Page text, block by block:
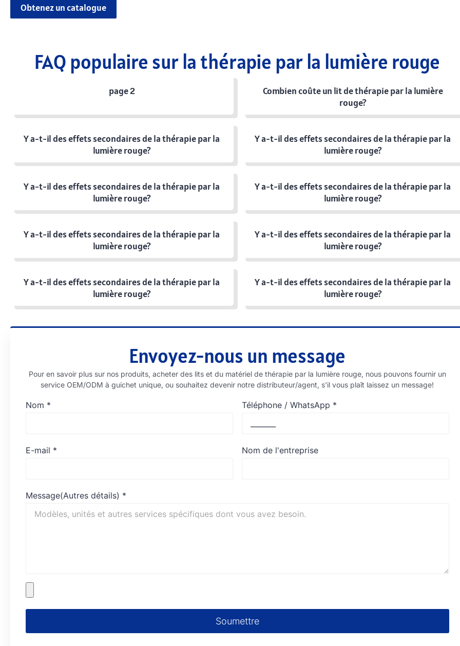
Obtenez un catalogue
FAQ populaire sur la thérapie par la lumière rouge
page 2
Combien coûte un lit de thérapie par la lumière
rouge?
Y a-t-il des effets secondaires de la thérapie par la
lumière rouge?
Y a-t-il des effets secondaires de la thérapie par la
lumière rouge?
Y a-t-il des effets secondaires de la thérapie par la
lumière rouge?
Y a-t-il des effets secondaires de la thérapie par la
lumière rouge?
Y a-t-il des effets secondaires de la thérapie par la
lumière rouge?
Y a-t-il des effets secondaires de la thérapie par la
lumière rouge?
Y a-t-il des effets secondaires de la thérapie par la
lumière rouge?
Y a-t-il des effets secondaires de la thérapie par la
lumière rouge?
Envoyez-nous un message
Pour en savoir plus sur nos produits, acheter des lits et du matériel de thérapie par la lumière rouge, nous pouvons fournir un
service OEM/ODM à guichet unique, ou souhaitez devenir notre distributeur/agent, s'il vous plaît laissez un message!
Nom * Téléphone / WhatsApp *
E-mail * Nom de l'entreprise
Message(Autres détails) *
Soumettre